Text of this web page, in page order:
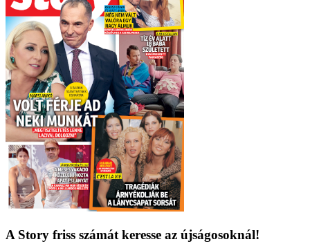
A Story friss számát keresse az újságosoknál!